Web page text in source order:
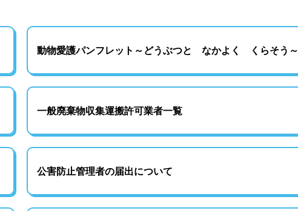
動物愛護パンフレット～どうぶつと なかよく くらそう～
一般廃棄物収集運搬許可業者一覧
公害防止管理者の届出について